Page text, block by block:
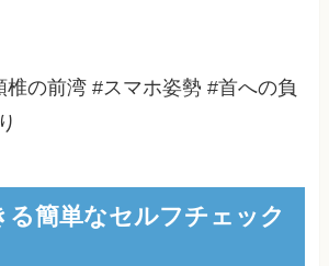
椎の前湾 #スマホ姿勢 #首への負
る簡単なセルフチェック